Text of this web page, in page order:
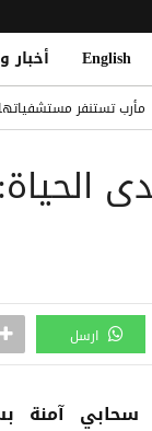
English أخبار
مأرب تستنفر
ريال مدريد يضم ديوماندي رسميًا حتى
مقتل نحو 100 مهاجر في موجة عبور جماعي إلى سبتة وسط أزمة إنسانية وأمنية
ارسل